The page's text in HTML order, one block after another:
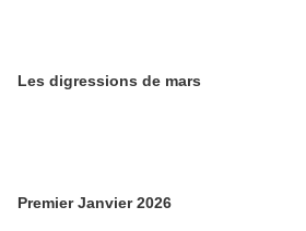
Les digressions de mars
Premier Janvier 2026